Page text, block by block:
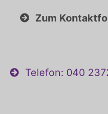
Zum
Telefon: 040